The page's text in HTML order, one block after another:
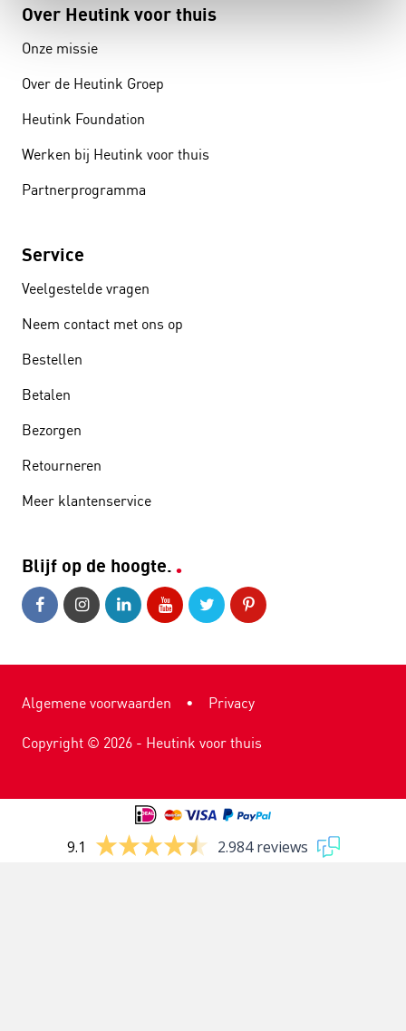
Over Heutink voor thuis
Onze missie
Over de Heutink Groep
Heutink Foundation
Werken bij Heutink voor thuis
Partnerprogramma
Service
Veelgestelde vragen
Neem contact met ons op
Bestellen
Betalen
Bezorgen
Retourneren
Meer klantenservice
Blijf op de hoogte.
Algemene voorwaarden • Privacy
Copyright © 2026 - Heutink voor thuis
9.1 2.984 reviews